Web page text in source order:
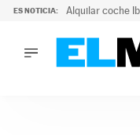
ES NOTICIA: Alquilar coche